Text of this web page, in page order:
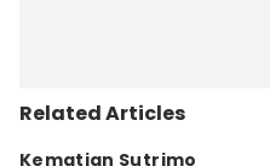
Related Articles
Kematian Sutrimo